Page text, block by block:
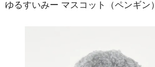
ゆるすいみー マスコット（ペンギン）